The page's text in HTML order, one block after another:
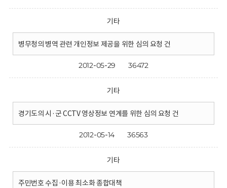
기타
병무청의 병역 관련 개인정보 제공을 위한 심의 요청 건
2012-05-29 36472
기타
경기도의 시·군 CCTV 영상정보 연계를 위한 심의 요청 건
2012-05-14 36563
기타
주민번호 수집·이용 최소화 종합대책